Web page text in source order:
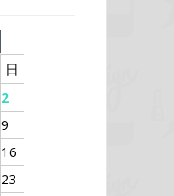
日
2
9
16
23